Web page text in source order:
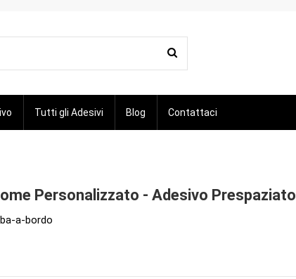
Tutti gli Adesivi Blog Contattaci
Personalizzato - Adesivo Prespaziato
a-bordo